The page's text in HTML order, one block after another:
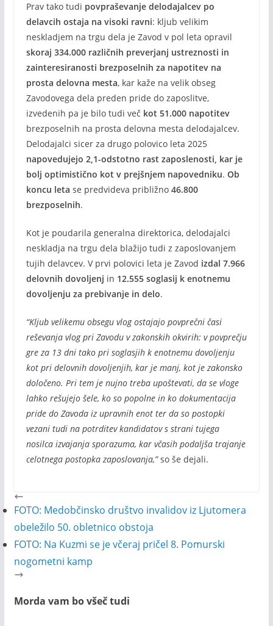
Prav tako tudi povpraševanje delodajalcev po
delavcih ostaja na visoki ravni: kljub velikim
neskladjem na trgu dela je Zavod v pol leta opravil
skoraj 334.000 različnih preverjanj ustreznosti in
zainteresiranosti brezposelnih za napotitev na
prosta delovna mesta, kar kaže na velik obseg
Zavodovega dela preden pride do zaposlitve,
izvedenih pa je bilo tudi več kot 51.000 napotitev
brezposelnih na prosta delovna mesta delodajalcev.
Delodajalci sicer za drugo polovico leta 2025
napovedujejo 2,1-odstotno rast zaposlenosti, kar je
bolj optimistično kot v prejšnjem napovedniku. Ob
koncu leta se predvideva približno 46.800
brezposelnih.
Kot je poudarila generalna direktorica, delodajalci
neskladja na trgu dela blažijo tudi z zaposlovanjem
tujih delavcev. V prvi polovici leta je Zavod izdal 7.966
delovnih dovoljenj in 12.555 soglasij k enotnemu
dovoljenju za prebivanje in delo.
“Kljub velikemu obsegu vlog ostajajo povprečni časi
reševanja vlog pri Zavodu v zakonskih okvirih: v povprečju
gre za 13 dni tako pri soglasjih k enotnemu dovoljenju
kot pri delovnih dovoljenjih, kar je manj, kot je zakonsko
določeno. Pri tem je nujno treba upoštevati, da se vloge
lahko rešujejo šele, ko so popolne in ko dokumentacija
pride do Zavoda iz upravnih enot ter da so postopki
vezani tudi na potrditev kandidatov s strani tujega
nosilca izvajanja sporazuma, kar včasih podaljša trajanje
celotnega postopka zaposlovanja,”so še dejali.
FOTO: Medobčinsko društvo invalidov iz Ljutomera
obeležilo 50. obletnico obstoja
FOTO: Na Kuzmi se je včeraj pričel 8. Pomurski
nogometni kamp
Morda vam bo všeč tudi